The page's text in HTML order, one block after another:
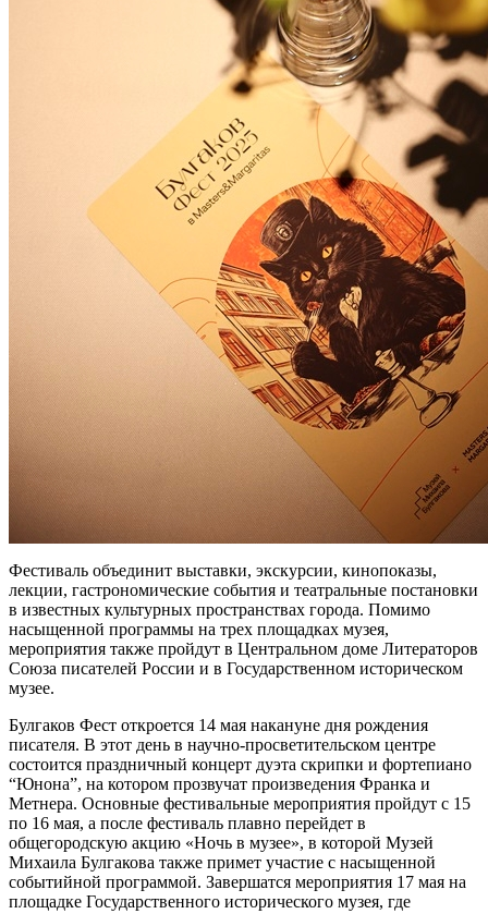
Фестиваль объединит выставки, экскурсии, кинопоказы,
лекции, гастрономические события и театральные постановки
в известных культурных пространствах города. Помимо
насыщенной программы на трех площадках музея,
мероприятия также пройдут в Центральном доме Литераторов
Союза писателей России и в Государственном историческом
музее.
Булгаков Фест откроется 14 мая накануне дня рождения
писателя. В этот день в научно-просветительском центре
состоится праздничный концерт дуэта скрипки и фортепиано
“Юнона”, на котором прозвучат произведения Франка и
Метнера. Основные фестивальные мероприятия пройдут с 15
по 16 мая, а после фестиваль плавно перейдет в
общегородскую акцию «Ночь в музее», в которой Музей
Михаила Булгакова также примет участие с насыщенной
событийной программой. Завершатся мероприятия 17 мая на
площадке Государственного исторического музея, где